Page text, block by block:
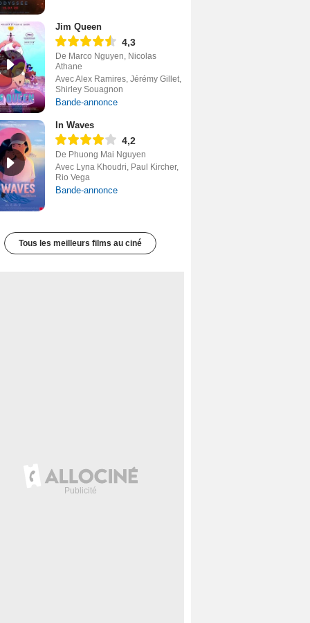
Jim Queen
4,3
De Marco Nguyen, Nicolas
Athane
Avec Alex Ramires, Jérémy Gillet,
Shirley Souagnon
Bande-annonce
In Waves
4,2
De Phuong Mai Nguyen
Avec Lyna Khoudri, Paul Kircher,
Rio Vega
Bande-annonce
Tous les meilleurs films au ciné